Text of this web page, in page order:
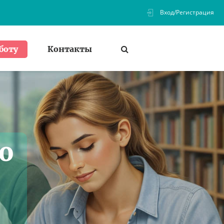
Вход/Регистрация
Контакты